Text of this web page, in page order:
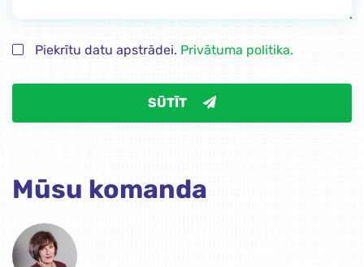
Piekrītu datu apstrādei. Privātuma politika.
SŪTĪT
Mūsu komanda